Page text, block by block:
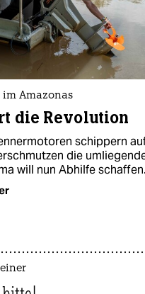
im Amazonas
die Revolution
schippern
die
will nun Abhilfe schaffen.